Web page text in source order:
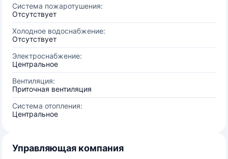
Система пожаротушения:
Отсутствует
Холодное водоснабжение:
Отсутствует
Электроснабжение:
Центральное
Вентиляция:
Приточная вентиляция
Система отопления:
Центральное
Управляющая компания